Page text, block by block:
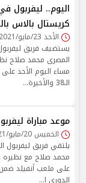
اليوم.. ليفربول
كريستال بالاس
الأحد 23/مايو/2021 - 08:59 ص
يستضيف فريق
المصرى محمد صلاح
مساء اليوم الأحد
الـ38 والأخيرة…
موعد مباراة
الخميس 20/مايو/2021 - 12:15 م
يلتقي فريق
محمد صلاح مع نظيره
الدوري ا…